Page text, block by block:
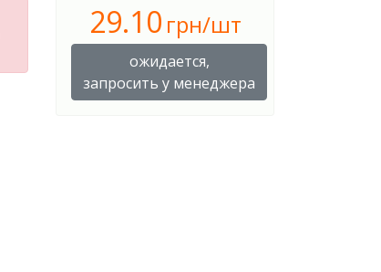
29.10 грн/шт
ожидается,
запросить у менеджера